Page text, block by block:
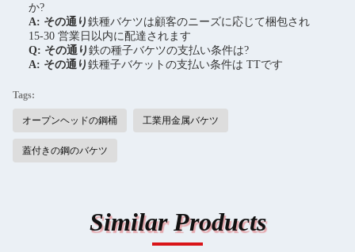
か?
A: その通り 鉄種バケツは顧客のニーズに応じて梱包され
15-30 営業日以内に配達されます
Q: その通り 鉄の種子バケツの支払い条件は?
A: その通り 鉄種子バケットの支払い条件は TTです
Tags:
オープンヘッドの鋼桶 工業用金属バケツ
蓋付きの鋼のバケツ
Similar Products